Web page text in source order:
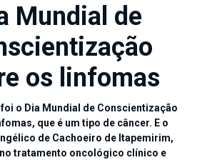
Mundial de
os linfomas
o Dia Mundial de Conscientização
que é um tipo de câncer. E o
de Cachoeiro de Itapemirim,
tratamento oncológico clínico e